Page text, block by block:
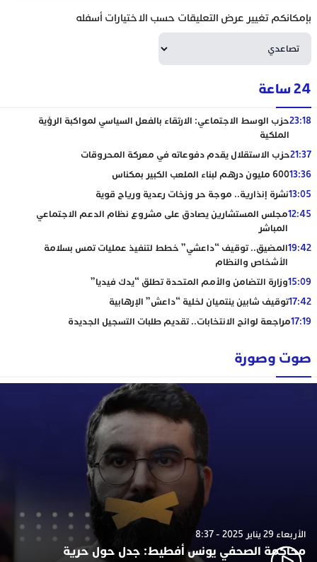
بإمكانكم تغيير عرض التعليقات حسب الاختيارات أسفله
24 ساعة
23:18حزب الوسط الاجتماعي: الارتقاء بالفعل السياسي لمواكبة الرؤية
الملكية
21:37حزب الاستقلال يقدم دفوعاته في معركة المحروقات
13:36600 مليون درهم لبناء الملعب الكبير بمكناس
13:05نشرة إنذارية.. موجة حر وزخات رعدية ورياح قوية
12:45مجلس المستشارين يصادق على مشروع نظام الدعم الاجتماعي
المباشر
19:42المضيق.. توقيف “داعشي” خطط لتنفيذ عمليات تمس بسلامة
الأشخاص والنظام
15:09وزارة التضامن والأمم المتحدة تطلق “يدك فيديا”
17:42توقيف شابين ينتميان لخلية “داعش” الإرهابية
17:19مراجعة لوائح الانتخابات.. تقديم طلبات التسجيل الجديدة
صوت وصورة
الأربعاء 29 يناير 2025 - 8:37
محاكمة الصحفي يونس أفطيط: جدل حول حرية